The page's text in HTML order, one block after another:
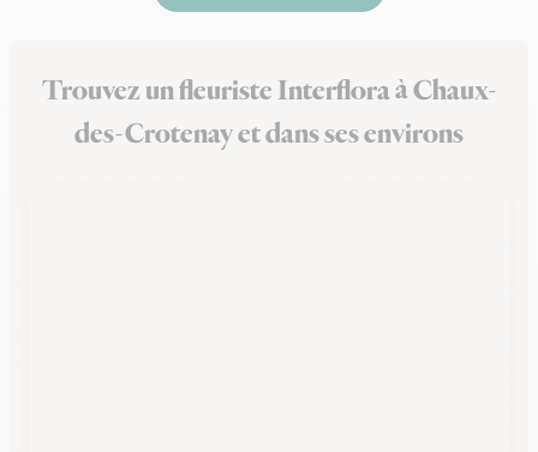
Trouvez un fleuriste Interflora à Chaux-
des-Crotenay et dans ses environs